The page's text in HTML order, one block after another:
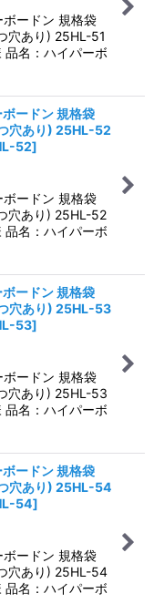
ードン 規格袋
穴あり) 25HL-51
名：ハイパーボ
ードン 規格袋
穴あり) 25HL-52
52]
ードン 規格袋
穴あり) 25HL-52
名：ハイパーボ
ードン 規格袋
穴あり) 25HL-53
53]
ードン 規格袋
穴あり) 25HL-53
名：ハイパーボ
ードン 規格袋
穴あり) 25HL-54
54]
ードン 規格袋
穴あり) 25HL-54
名：ハイパーボ